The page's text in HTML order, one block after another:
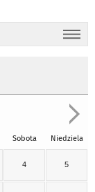
Sobota Niedziela
4 5